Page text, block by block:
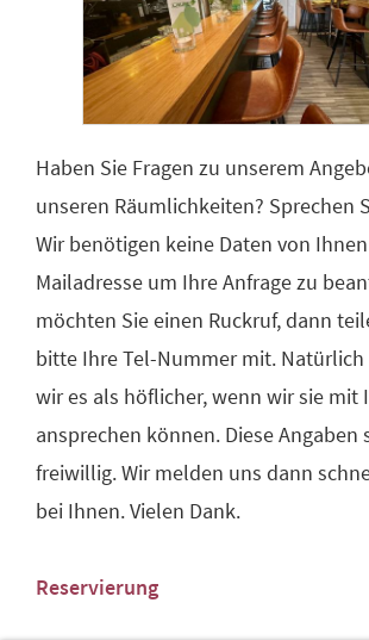
Haben Sie Fragen zu unserem
unseren Räumlichkeiten? Sprechen
Wir benötigen keine Daten von
Mailadresse um Ihre Anfrage zu
möchten Sie einen Ruckruf, dann
bitte Ihre Tel-Nummer mit.
wir es als höflicher, wenn wir sie mit
ansprechen können. Diese Angaben
freiwillig. Wir melden uns dann
bei Ihnen. Vielen Dank.
Reservierung